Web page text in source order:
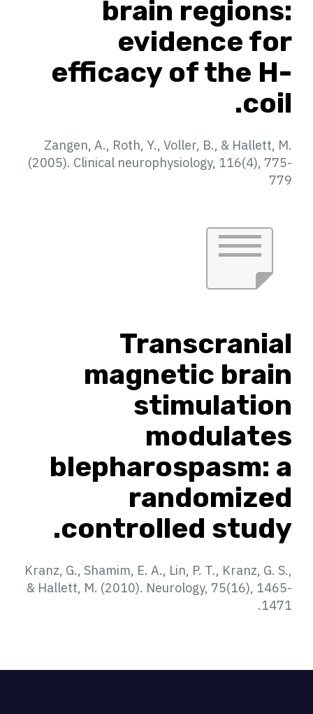
brain regions:
evidence for
efficacy of the H-
coil.
Zangen, A., Roth, Y., Voller, B., & Hallett, M.
(2005). Clinical neurophysiology, 116(4), 775-
779
Transcranial
magnetic brain
stimulation
modulates
blepharospasm: a
randomized
controlled study.
Kranz, G., Shamim, E. A., Lin, P. T., Kranz, G. S.,
& Hallett, M. (2010). Neurology, 75(16), 1465-
1471.